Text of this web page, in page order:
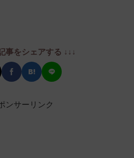
事をシェアする ↓↓↓
ンサーリンク